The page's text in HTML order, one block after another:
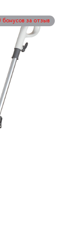
бонусов за отзыв